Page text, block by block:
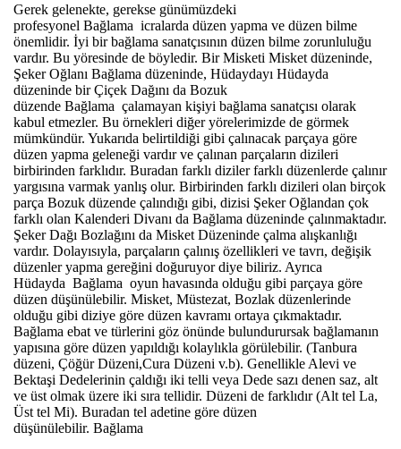
Gerek gelenekte, gerekse günümüzdeki
profesyonel Bağlama icralarda düzen yapma ve düzen bilme
önemlidir. İyi bir bağlama sanatçısının düzen bilme zorunluluğu
vardır. Bu yöresinde de böyledir. Bir Misketi Misket düzeninde,
Şeker Oğlanı Bağlama düzeninde, Hüdaydayı Hüdayda
düzeninde bir Çiçek Dağını da Bozuk
düzende Bağlama çalamayan kişiyi bağlama sanatçısı olarak
kabul etmezler. Bu örnekleri diğer yörelerimizde de görmek
mümkündür. Yukarıda belirtildiği gibi çalınacak parçaya göre
düzen yapma geleneği vardır ve çalınan parçaların dizileri
birbirinden farklıdır. Buradan farklı diziler farklı düzenlerde çalınır
yargısına varmak yanlış olur. Birbirinden farklı dizileri olan birçok
parça Bozuk düzende çalındığı gibi, dizisi Şeker Oğlandan çok
farklı olan Kalenderi Divanı da Bağlama düzeninde çalınmaktadır.
Şeker Dağı Bozlağını da Misket Düzeninde çalma alışkanlığı
vardır. Dolayısıyla, parçaların çalınış özellikleri ve tavrı, değişik
düzenler yapma gereğini doğuruyor diye biliriz. Ayrıca
Hüdayda Bağlama oyun havasında olduğu gibi parçaya göre
düzen düşünülebilir. Misket, Müstezat, Bozlak düzenlerinde
olduğu gibi diziye göre düzen kavramı ortaya çıkmaktadır.
Bağlama ebat ve türlerini göz önünde bulundurursak bağlamanın
yapısına göre düzen yapıldığı kolaylıkla görülebilir. (Tanbura
düzeni, Çöğür Düzeni,Cura Düzeni v.b). Genellikle Alevi ve
Bektaşi Dedelerinin çaldığı iki telli veya Dede sazı denen saz, alt
ve üst olmak üzere iki sıra tellidir. Düzeni de farklıdır (Alt tel La,
Üst tel Mi). Buradan tel adetine göre düzen
düşünülebilir. Bağlama